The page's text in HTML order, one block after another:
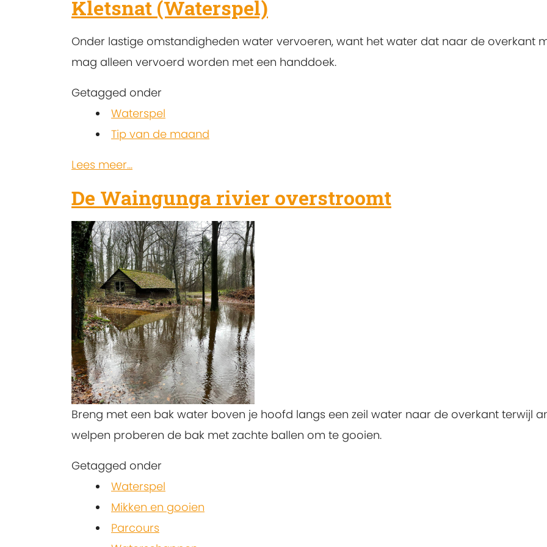
Kletsnat (Waterspel)
Onder lastige omstandigheden water vervoeren, want het water dat naar de overkant
mag alleen vervoerd worden met een handdoek.
Getagged onder
Waterspel
Tip van de maand
Lees meer...
De Waingunga rivier overstroomt
Breng met een bak water boven je hoofd langs een zeil water naar de overkant terwijl
welpen proberen de bak met zachte ballen om te gooien.
Getagged onder
Waterspel
Mikken en gooien
Parcours